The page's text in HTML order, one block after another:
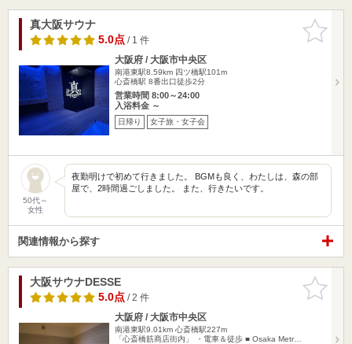
お気に入
りに追加
真大阪サウナ
5.0点/ 1 件
大阪府 / 大阪市中央区
南港東駅8.59km 四ツ橋駅101m
心斎橋駅 8番出口徒歩2分
営業時間 8:00～24:00
入浴料金 ～
日帰り 女子旅・女子会
50代～
女性
夜勤明けで初めて行きました。 BGMも良く、わたしは、森の部
屋で、2時間過ごしました。 また、行きたいです。
関連情報から探す
お気に入
りに追加
大阪サウナDESSE
5.0点/ 2 件
大阪府 / 大阪市中央区
南港東駅9.01km 心斎橋駅227m
「心斎橋筋商店街内」 ・電車＆徒歩 ■ Osaka Metr…